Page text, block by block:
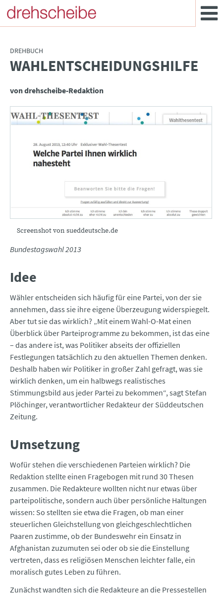
DREHBUCH
:WAHLENTSCHEIDUNGSHILFE
von drehscheibe-Redaktion
Screenshot von sueddeutsche.de
Bundestagswahl 2013
Idee
Wähler entscheiden sich häufig für eine Partei, von der sie
annehmen, dass sie ihre eigene Überzeugung widerspiegelt.
Aber tut sie das wirklich? „Mit einem Wahl-O-Mat einen
Überblick über Parteiprogramme zu bekommen, ist das eine
– das andere ist, was Politiker abseits der offiziellen
Festlegungen tatsächlich zu den aktuellen Themen denken.
Deshalb haben wir Politiker in großer Zahl gefragt, was sie
wirklich denken, um ein halbwegs realistisches
Stimmungsbild aus jeder Partei zu bekommen“, sagt Stefan
Plöchinger, verantwortlicher Redakteur der Süddeutschen
Zeitung.
Umsetzung
Wofür stehen die verschiedenen Parteien wirklich? Die
Redaktion stellte einen Fragebogen mit rund 30 Thesen
zusammen. Die Redakteure wollten nicht nur etwas über
parteipolitische, sondern auch über persönliche Haltungen
wissen: So stellten sie etwa die Fragen, ob man einer
steuerlichen Gleichstellung von gleichgeschlechtlichen
Paaren zustimme, ob der Bundeswehr ein Einsatz in
Afghanistan zuzumuten sei oder ob sie die Einstellung
vertreten, dass es religiösen Menschen leichter falle, ein
moralisch gutes Leben zu führen.
Zunächst wandten sich die Redakteure an die Pressestellen